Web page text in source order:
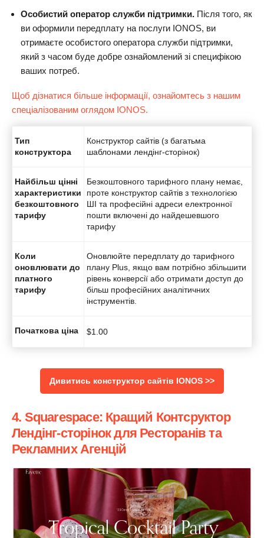
Особистий оператор служби підтримки. Після того, як
ви оформили передплату на послуги IONOS, ви
отримаєте особистого оператора служби підтримки,
який з часом буде добре ознайомлений зі специфікою
ваших потреб.
Щоб дізнатися більше інформації, ознайомтесь з нашим
спеціалізованим оглядом IONOS.
Тип
конструктора
Конструктор сайтів (з багатьма
шаблонами лендінг-сторінок)
Найбільш цінні
характеристики
безкоштовного
тарифу
Безкоштовного тарифного плану немає,
проте конструктор сайтів з технологією
ШІ та професійні адреси електронної
пошти включені до найдешевшого
тарифу
Коли
оновлювати до
платного
тарифу
Оновлюйте передплату до тарифного
плану Plus, якщо вам потрібно збільшити
рівень конверсії або отримати доступ до
більш професійних аналітичних
інструментів.
Початкова ціна $1.00
Дивитись конструктор сайтів IONOS >>
4. Squarespace: Кращий Контсруктор
Лендінг-сторінок для Ресторанів та
Рекламних Агенцій